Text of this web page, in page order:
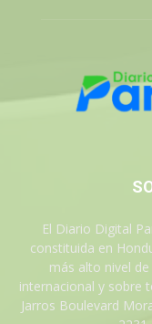
El Diario Digital
constituida en
más alto nivel
internacional y sobre
Jarros Boulevard